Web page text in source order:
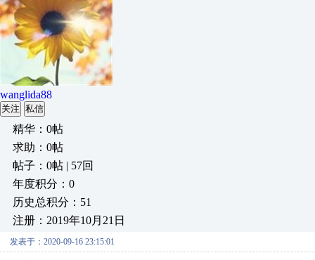
wanglida88
关注 私信
精华：0帖
求助：0帖
帖子：0帖 | 57回
年度积分：0
历史总积分：51
注册：2019年10月21日
发表于：2020-09-16 23:15:01